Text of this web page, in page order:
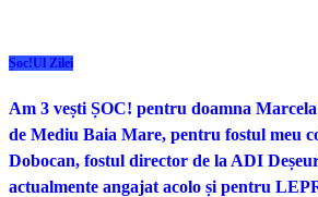
Șoc!ul Zilei
Am 3 vești ȘOC! pentru doamna
de Mediu Baia Mare, pentru fostul meu
Dobocan, fostul director de la ADI
actualmente angajat acolo și pentru